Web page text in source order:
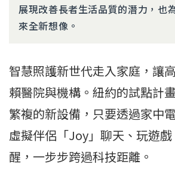
展現改善長者生活品質的潛力，也
來全新想像。
智慧照護新世代走入家庭，讓
賴醫院與機構。紐約的試點計
繁複的新設備，只要透過家中
虛擬伴侶「Joy」聊天、玩遊
醒，一步步跨過科技距離。